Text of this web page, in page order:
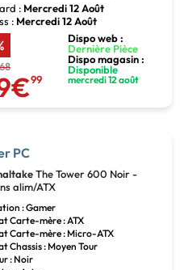
: Mercredi 12 Août
: Mercredi 12 Août
99
Dispo web :
Dernière Pièce
Dispo magasin :
Disponible
mercredi 12 août
PC
The Tower 600 Noir -
alim/ATX
: Gamer
Carte-mère : ATX
Carte-mère : Micro-ATX
Chassis : Moyen Tour
: Noir